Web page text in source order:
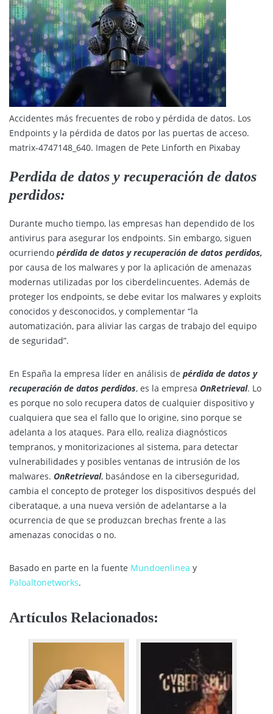
Accidentes más frecuentes de robo y pérdida de datos. Los
Endpoints y la pérdida de datos por las puertas de acceso.
matrix-4747148_640. Imagen de Pete Linforth en Pixabay
Perdida de datos y recuperación de datos
perdidos:
Durante mucho tiempo, las empresas han dependido de los
antivirus para asegurar los endpoints. Sin embargo, siguen
ocurriendo pérdida de datos y recuperación de datos perdidos,
por causa de los malwares y por la aplicación de amenazas
modernas utilizadas por los ciberdelincuentes. Además de
proteger los endpoints, se debe evitar los malwares y exploits
conocidos y desconocidos, y complementar “la
automatización, para aliviar las cargas de trabajo del equipo
de seguridad”.
En España la empresa líder en análisis de pérdida de datos y
recuperación de datos perdidos, es la empresa OnRetrieval. Lo
es porque no solo recupera datos de cualquier dispositivo y
cualquiera que sea el fallo que lo origine, sino porque se
adelanta a los ataques. Para ello, realiza diagnósticos
tempranos, y monitorizaciones al sistema, para detectar
vulnerabilidades y posibles ventanas de intrusión de los
malwares. OnRetrieval, basándose en la ciberseguridad,
cambia el concepto de proteger los dispositivos después del
ciberataque, a una nueva versión de adelantarse a la
ocurrencia de que se produzcan brechas frente a las
amenazas conocidas o no.
Basado en parte en la fuente Mundoenlinea y
Paloaltonetworks.
Artículos Relacionados: